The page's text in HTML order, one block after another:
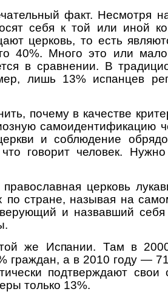
факт. Несмотря
себя к той или иной
церковь, то есть
40%. Много это или
в сравнении. В
лишь 13% испанцев
почему в качестве
самоидентификацию
и соблюдение
говорит человек.
церковь
стране, называя на
и назвавший
же Испании. Там в 2000
граждан, а в 2010 году —
подтверждают
только 13%.